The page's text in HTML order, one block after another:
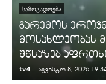
ᲡᲐᲖᲝᲒᲐᲓᲝᲔᲑᲐ
გარემოს
მოსახლეობას
შწსაზებ
tv4 - აგვისტო 8, 2026